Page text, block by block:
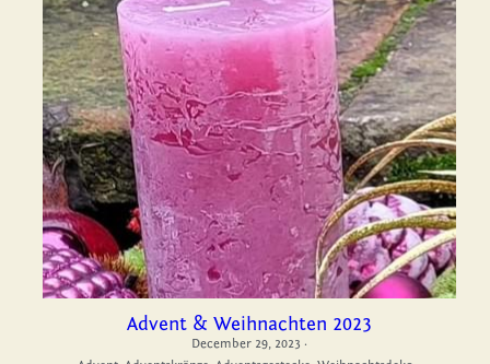
Advent & Weihnachten 2023
December 29, 2023 ·